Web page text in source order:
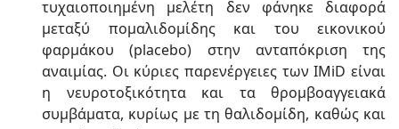
τυχαιοποιημένη μελέτη δεν φάνηκε διαφορά
μεταξύ πομαλιδομίδης και του εικονικού
φαρμάκου (placebo) στην ανταπόκριση της
αναιμίας. Οι κύριες παρενέργειες των IMiD είναι
η νευροτοξικότητα και τα θρομβοαγγειακά
συμβάματα, κυρίως με τη θαλιδομίδη, καθώς και